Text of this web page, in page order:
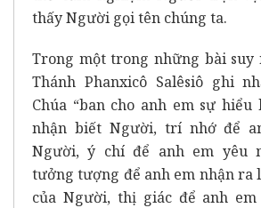
thấy Người gọi tên chúng ta.
Trong một trong những bài suy
Thánh Phanxicô Salêsiô ghi
Chúa “ban cho anh em sự
nhận biết Người, trí nhớ để
Người, ý chí để anh em yêu
tưởng tượng để anh em nhận ra
của Người, thị giác để anh